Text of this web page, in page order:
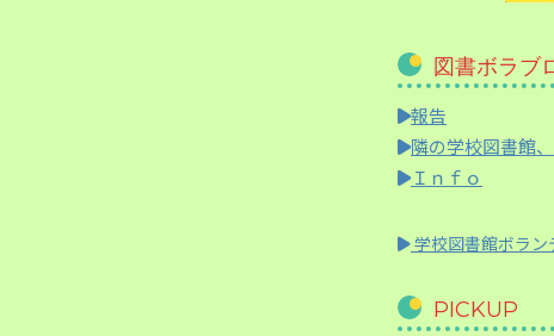
図書ボラブ
報告
隣の学校図書館
Ｉｎｆｏ
学校図書館ボラン
PICKUP